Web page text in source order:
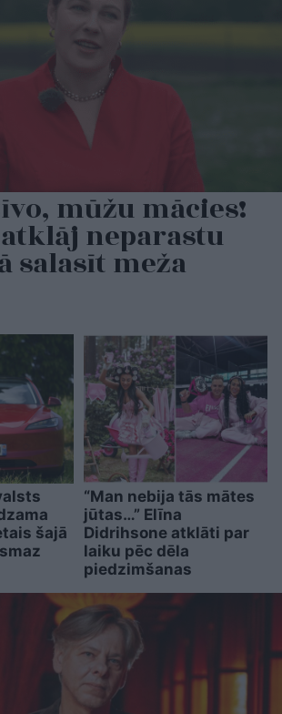
mūžu mācies!
neparastu
salasīt meža
šajā
“Man nebija tās mātes
jūtas…” Elīna
Didrihsone atklāti par
laiku pēc dēla
piedzimšanas